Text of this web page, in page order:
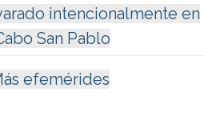
intencionalmente en
San Pablo
efemérides